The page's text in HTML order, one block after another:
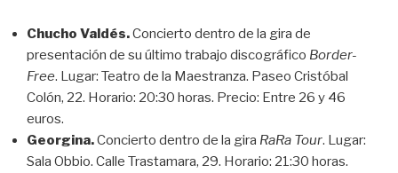
Chucho Valdés.Concierto dentro de la gira de
presentación de su último trabajo discográfico Border-
Free. Lugar: Teatro de la Maestranza. Paseo Cristóbal
Colón, 22. Horario: 20:30 horas. Precio: Entre 26 y 46
euros.
Georgina.Concierto dentro de la gira RaRa Tour. Lugar:
Sala Obbio. Calle Trastamara, 29. Horario: 21:30 horas.